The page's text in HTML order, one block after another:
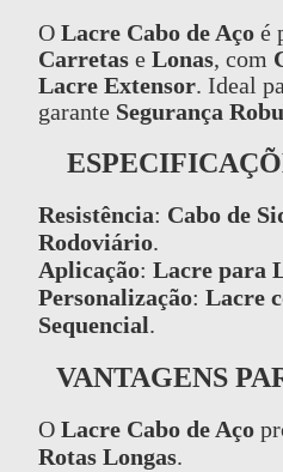
O Lacre Cabo de Aço é
Carretas e Lonas, com
Lacre Extensor. Ideal
garante Segurança
Resistência: Cabo de
Rodoviário.
Aplicação: Lacre para
Personalização: Lacre
Sequencial.
VANTAGENS
O Lacre Cabo de Aço
Rotas Longas.